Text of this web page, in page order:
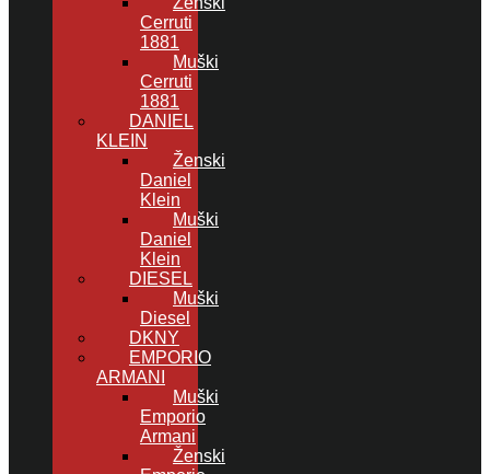
Cerruti
1881
Muški
Cerruti
1881
DANIEL
KLEIN
Ženski
Daniel
Klein
Muški
Daniel
Klein
DIESEL
Muški
Diesel
DKNY
EMPORIO
ARMANI
Muški
Emporio
Armani
Ženski